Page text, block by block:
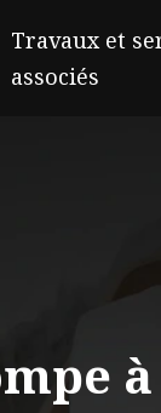
Travaux et
associés